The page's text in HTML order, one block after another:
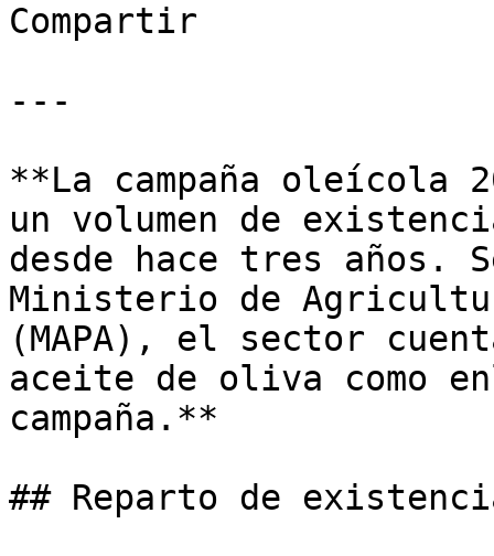
Compartir
---
**La campaña oleícola
un volumen de
desde hace tres años.
Ministerio de
(MAPA), el sector
aceite de oliva como
campaña.**
## Reparto de